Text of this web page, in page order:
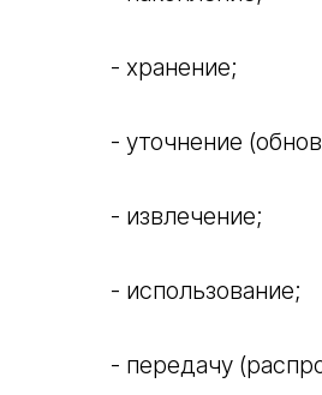
- хранение;
- уточнение
- извлечение;
- использование;
- передачу